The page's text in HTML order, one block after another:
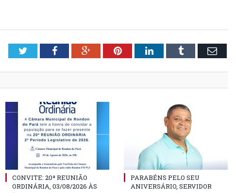
TwitterFacebookGoogle+PinterestLinkedInTumblr Email
CONVITE: 20ª REUNIÃO
ORDINÁRIA, 03/08/2026 ÀS
PARABÉNS PELO SEU
ANIVERSÁRIO, SERVIDOR